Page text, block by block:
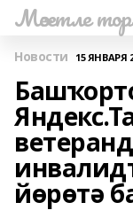
Мәсетле
Новости 15 ЯНВАРЯ
йөрөтә